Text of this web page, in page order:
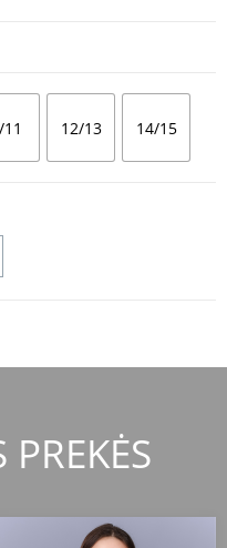
12/13 14/15
PREKĖS